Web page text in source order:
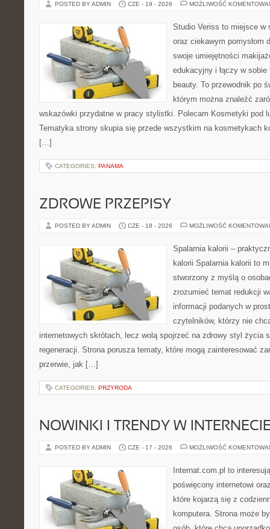
POSTED BY ADMIN CZE - 19 - 2026 MOŻLIWOŚĆ
Studio Veriss to miejsce w
oraz ciekawym pomysłom
swoje umiejętności
edukacyjny i łączy w
beauty. To przewodnik po
którym można znaleźć
wskazówki przydatne w pracy stylistki. Polecam Kosmetyki pod
Tematyka strony skupia się przede wszystkim na kosmetykach
[…]
CATEGORIES: PANAMA
ZDROWE PRZEPISY
POSTED BY ADMIN CZE - 18 - 2026 MOŻLIWOŚĆ
Spalarnia kalorii –
kalorii Spalarnia kalorii to
stworzony z myślą o
zrozumieć temat redukcji
informacji podanych w
czytelników, którzy nie
internetowych skrótach, lecz wolą spojrzeć na zdrowy styl życia
regeneracji. Strona porusza tematy, które mogą zainteresować
przerwie, jak […]
CATEGORIES: PRZYRODA
NOWINKI I TRENDY W
POSTED BY ADMIN CZE - 17 - 2026 MOŻLIWOŚĆ
Internat.com.pl to
poświęcony internetowi
które kojarzą się z
komputera. Strona może